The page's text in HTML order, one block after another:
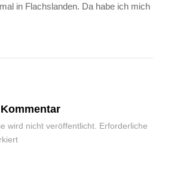
in Flachslanden. Da habe ich mich
wird nicht veröffentlicht. Erforderliche